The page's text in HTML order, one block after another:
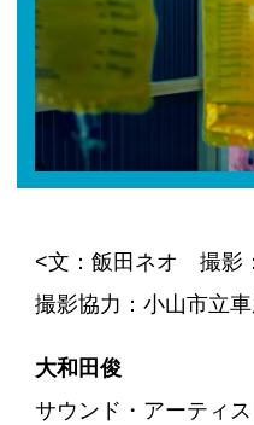
<文：飯田ネオ 撮影
撮影協力：小山市立
大和田俊
サウンド・アーティス